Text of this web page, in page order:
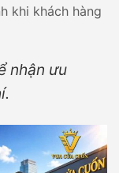
khi khách hàng
nhận ưu